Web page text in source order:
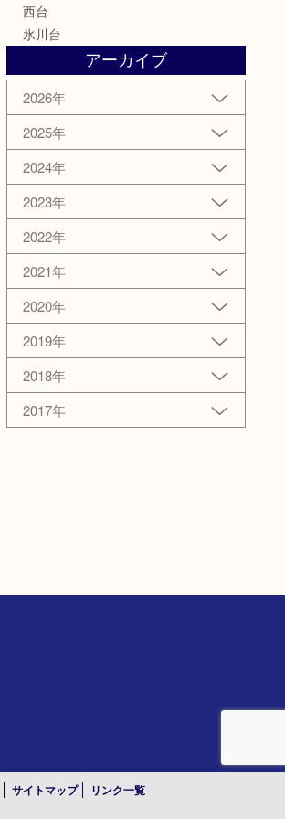
西台
氷川台
アーカイブ
2026年
2025年
2024年
2023年
2022年
2021年
2020年
2019年
2018年
2017年
サイトマップ リンク一覧